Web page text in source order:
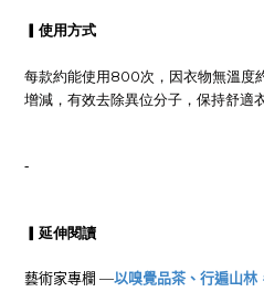
▎使用方式
每款約能使用 800次，因衣物無溫度
增減，有效去除異位分子，保持舒適
-
▎延伸閱讀
藝術家專欄 —以嗅覺品茶、行遍山林